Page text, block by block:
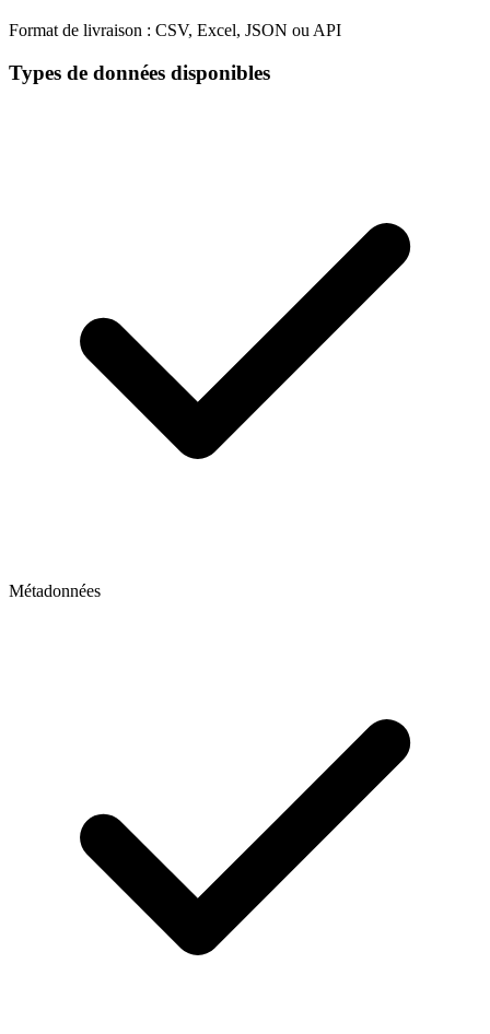
Format de livraison : CSV, Excel, JSON ou API
Types de données disponibles
Métadonnées